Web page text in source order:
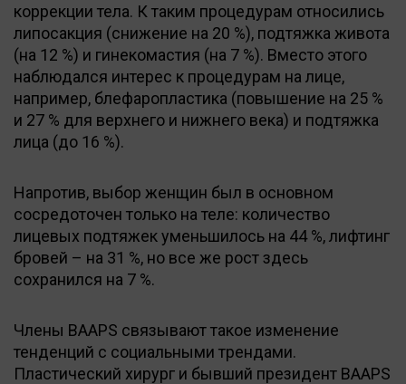
коррекции тела. К таким процедурам относились
липосакция (снижение на 20 %), подтяжка живота
(на 12 %) и гинекомастия (на 7 %). Вместо этого
наблюдался интерес к процедурам на лице,
например, блефаропластика (повышение на 25 %
и 27 % для верхнего и нижнего века) и подтяжка
лица (до 16 %).
Напротив, выбор женщин был в основном
сосредоточен только на теле: количество
лицевых подтяжек уменьшилось на 44 %, лифтинг
бровей – на 31 %, но все же рост здесь
сохранился на 7 %.
Члены BAAPS связывают такое изменение
тенденций с социальными трендами.
Пластический хирург и бывший президент BAAPS